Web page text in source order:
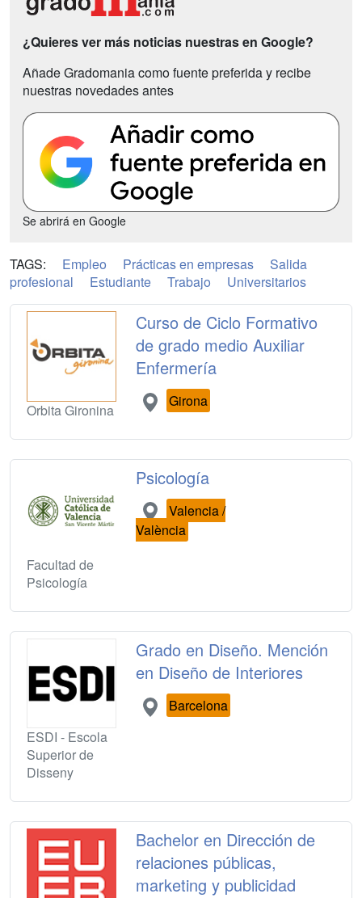
¿Quieres ver más noticias nuestras en Google?
Añade Gradomania como fuente preferida y recibe
nuestras novedades antes
Se abrirá en Google
TAGS: Empleo Prácticas en empresas
Salida
profesional
Estudiante Trabajo Universitarios
Orbita Gironina
Curso de Ciclo Formativo
de grado medio Auxiliar
Enfermería
Girona
Facultad de
Psicología
Psicología
Valencia /
València
ESDI - Escola
Superior de
Disseny
Grado en Diseño. Mención
en Diseño de Interiores
Barcelona
Bachelor en Dirección de
relaciones públicas,
marketing y publicidad